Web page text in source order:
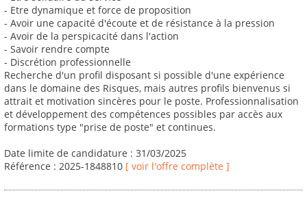
- Etre dynamique et force de proposition
- Avoir une capacité d'écoute et de résistance à la pression
- Avoir de la perspicacité dans l'action
- Savoir rendre compte
- Discrétion professionnelle
Recherche d'un profil disposant si possible d'une expérience
dans le domaine des Risques, mais autres profils bienvenus si
attrait et motivation sincères pour le poste. Professionnalisation
et développement des compétences possibles par accès aux
formations type "prise de poste" et continues.
Date limite de candidature : 31/03/2025
Référence : 2025-1848810 [ voir l'offre complète ]